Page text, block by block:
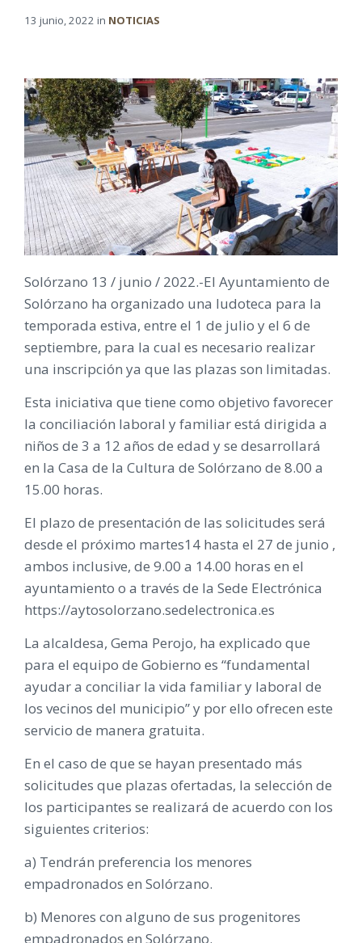
13 junio, 2022 in NOTICIAS
Solórzano 13 / junio / 2022.-El Ayuntamiento de
Solórzano ha organizado una ludoteca para la
temporada estiva, entre el 1 de julio y el 6 de
septiembre, para la cual es necesario realizar
una inscripción ya que las plazas son limitadas.
Esta iniciativa que tiene como objetivo favorecer
la conciliación laboral y familiar está dirigida a
niños de 3 a 12 años de edad y se desarrollará
en la Casa de la Cultura de Solórzano de 8.00 a
15.00 horas.
El plazo de presentación de las solicitudes será
desde el próximo martes14 hasta el 27 de junio ,
ambos inclusive, de 9.00 a 14.00 horas en el
ayuntamiento o a través de la Sede Electrónica
https://aytosolorzano.sedelectronica.es
La alcaldesa, Gema Perojo, ha explicado que
para el equipo de Gobierno es “fundamental
ayudar a conciliar la vida familiar y laboral de
los vecinos del municipio” y por ello ofrecen este
servicio de manera gratuita.
En el caso de que se hayan presentado más
solicitudes que plazas ofertadas, la selección de
los participantes se realizará de acuerdo con los
siguientes criterios:
a) Tendrán preferencia los menores
empadronados en Solórzano.
b) Menores con alguno de sus progenitores
empadronados en Solórzano.